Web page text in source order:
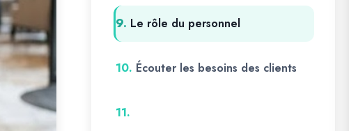
9. Le rôle du personnel
10. Écouter les besoins des clients
11.